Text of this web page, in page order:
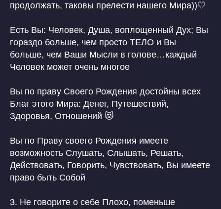
продолжать, таковы прелести нашего Мира))🤍
Есть Вы: Человек, Душа, воплощенный Дух; Вы
гораздо больше, чем просто ТЕЛО и Вы
больше, чем Ваши Мысли в голове…каждый
Человек может очень многое
Вы по праву Своего Рождения достойны всех
Благ этого Мира: Денег, Путешествий,
Здоровья, Отношений 😻
Вы по Праву своего Рождения имеете
возможность Слушать, Слышать, Решать,
Действовать, Говорить, Чувствовать, Вы имеете
право быть Собой
3. Не говорите о себе Плохо, поменьше